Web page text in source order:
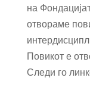
на
отвораме
Повикот е
Следи го